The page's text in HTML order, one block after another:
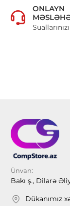
ONLAYN
Ünvan:
Bakı ş., Dilarə
Dükanımız